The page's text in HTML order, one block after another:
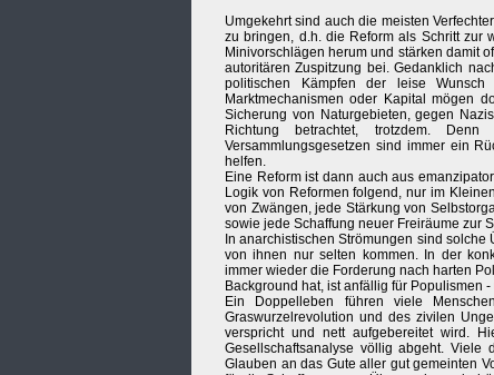
Umgekehrt sind auch die meisten
zu bringen, d.h. die Reform als Schritt zur
Minivorschlägen herum und stärken damit
autoritären Zuspitzung bei. Gedanklich
politischen Kämpfen der leise
Marktmechanismen oder Kapital mögen
Sicherung von Naturgebieten, gegen
Richtung betrachtet, trotzdem.
Versammlungsgesetzen sind immer ein
helfen.
Eine Reform ist dann auch aus
Logik von Reformen folgend, nur im
von Zwängen, jede Stärkung von
sowie jede Schaffung neuer Freiräume zur
In anarchistischen Strömungen sind
von ihnen nur selten kommen. In der
immer wieder die Forderung nach harten
Background hat, ist anfällig für Populismen
Ein Doppelleben führen viele
Graswurzelrevolution und des zivilen
verspricht und nett aufgebereitet wird.
Gesellschaftsanalyse völlig abgeht. Viele
Glauben an das Gute aller gut gemeinten